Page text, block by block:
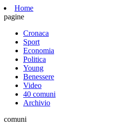
Home
pagine
Cronaca
Sport
Economia
Politica
Young
Benessere
Video
40 comuni
Archivio
comuni